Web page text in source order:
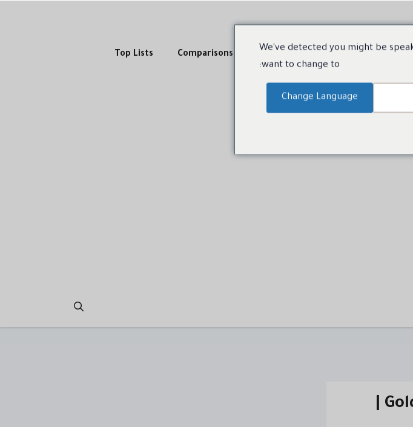
الأكثر رواجاً اليوم Comparisons & Dupes
Top Lists
We've detected you might be
want to change to:
Change Language